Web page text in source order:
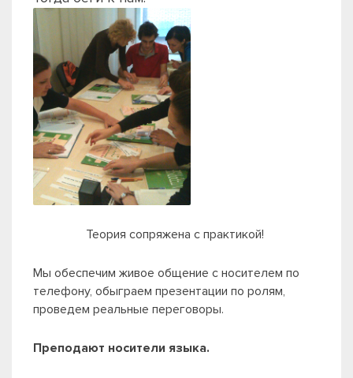
Теория сопряжена с практикой!
Мы обеспечим живое общение с носителем по
телефону, обыграем презентации по ролям,
проведем реальные переговоры.
Преподают носители языка.